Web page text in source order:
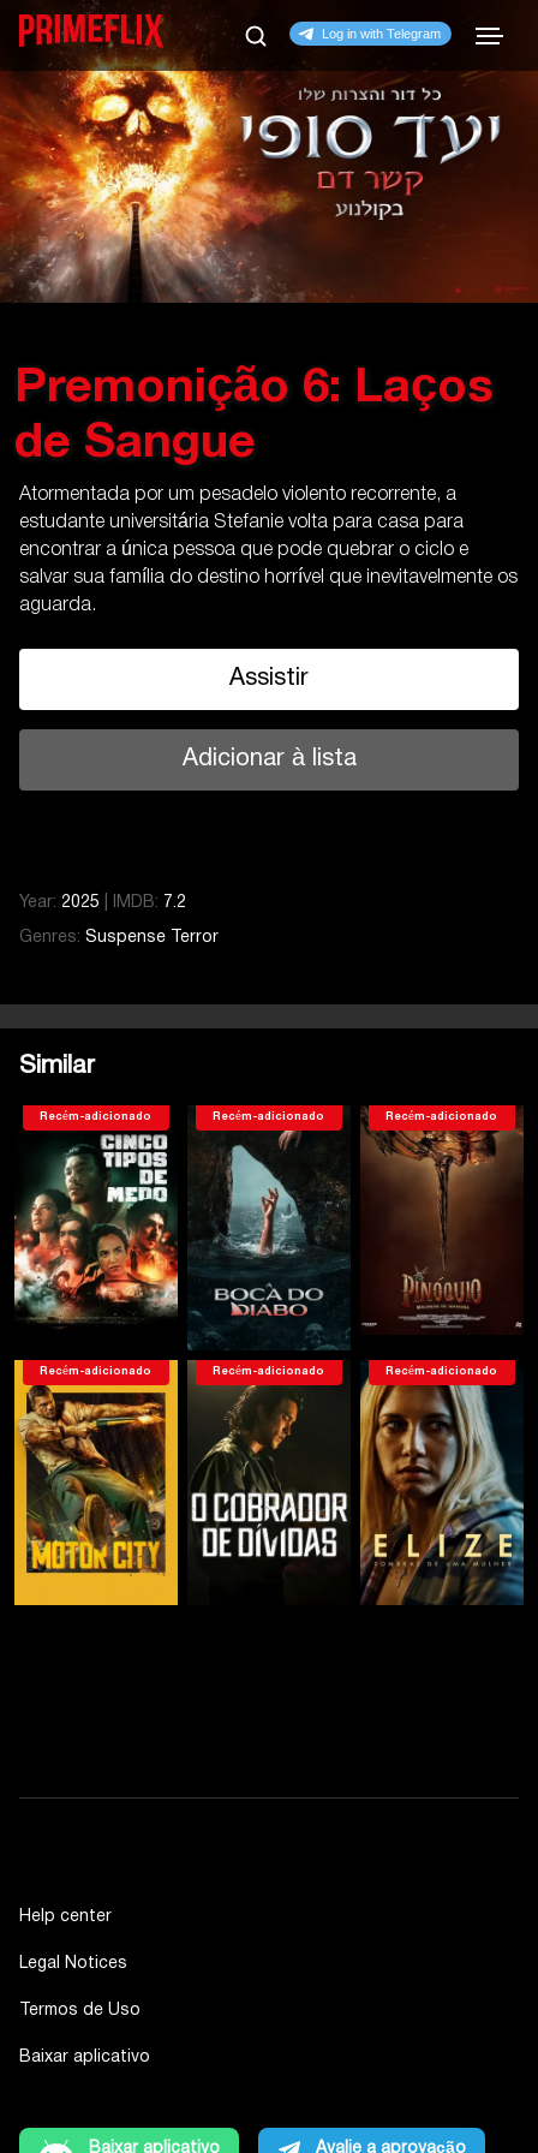
Premonição 6: Laços
de Sangue
Atormentada por um pesadelo violento recorrente, a
estudante universitária Stefanie volta para casa para
encontrar a única pessoa que pode quebrar o ciclo e
salvar sua família do destino horrível que inevitavelmente os
aguarda.
Assistir
Adicionar à lista
Year: 2025 IMDB: 7.2
Genres: Suspense Terror
Similar
Recém-adicionado Recém-adicionado Recém-adicionado
Recém-adicionado Recém-adicionado Recém-adicionado
Help center
Legal Notices
Termos de Uso
Baixar aplicativo
Baixar aplicativo Avalie a aprovação